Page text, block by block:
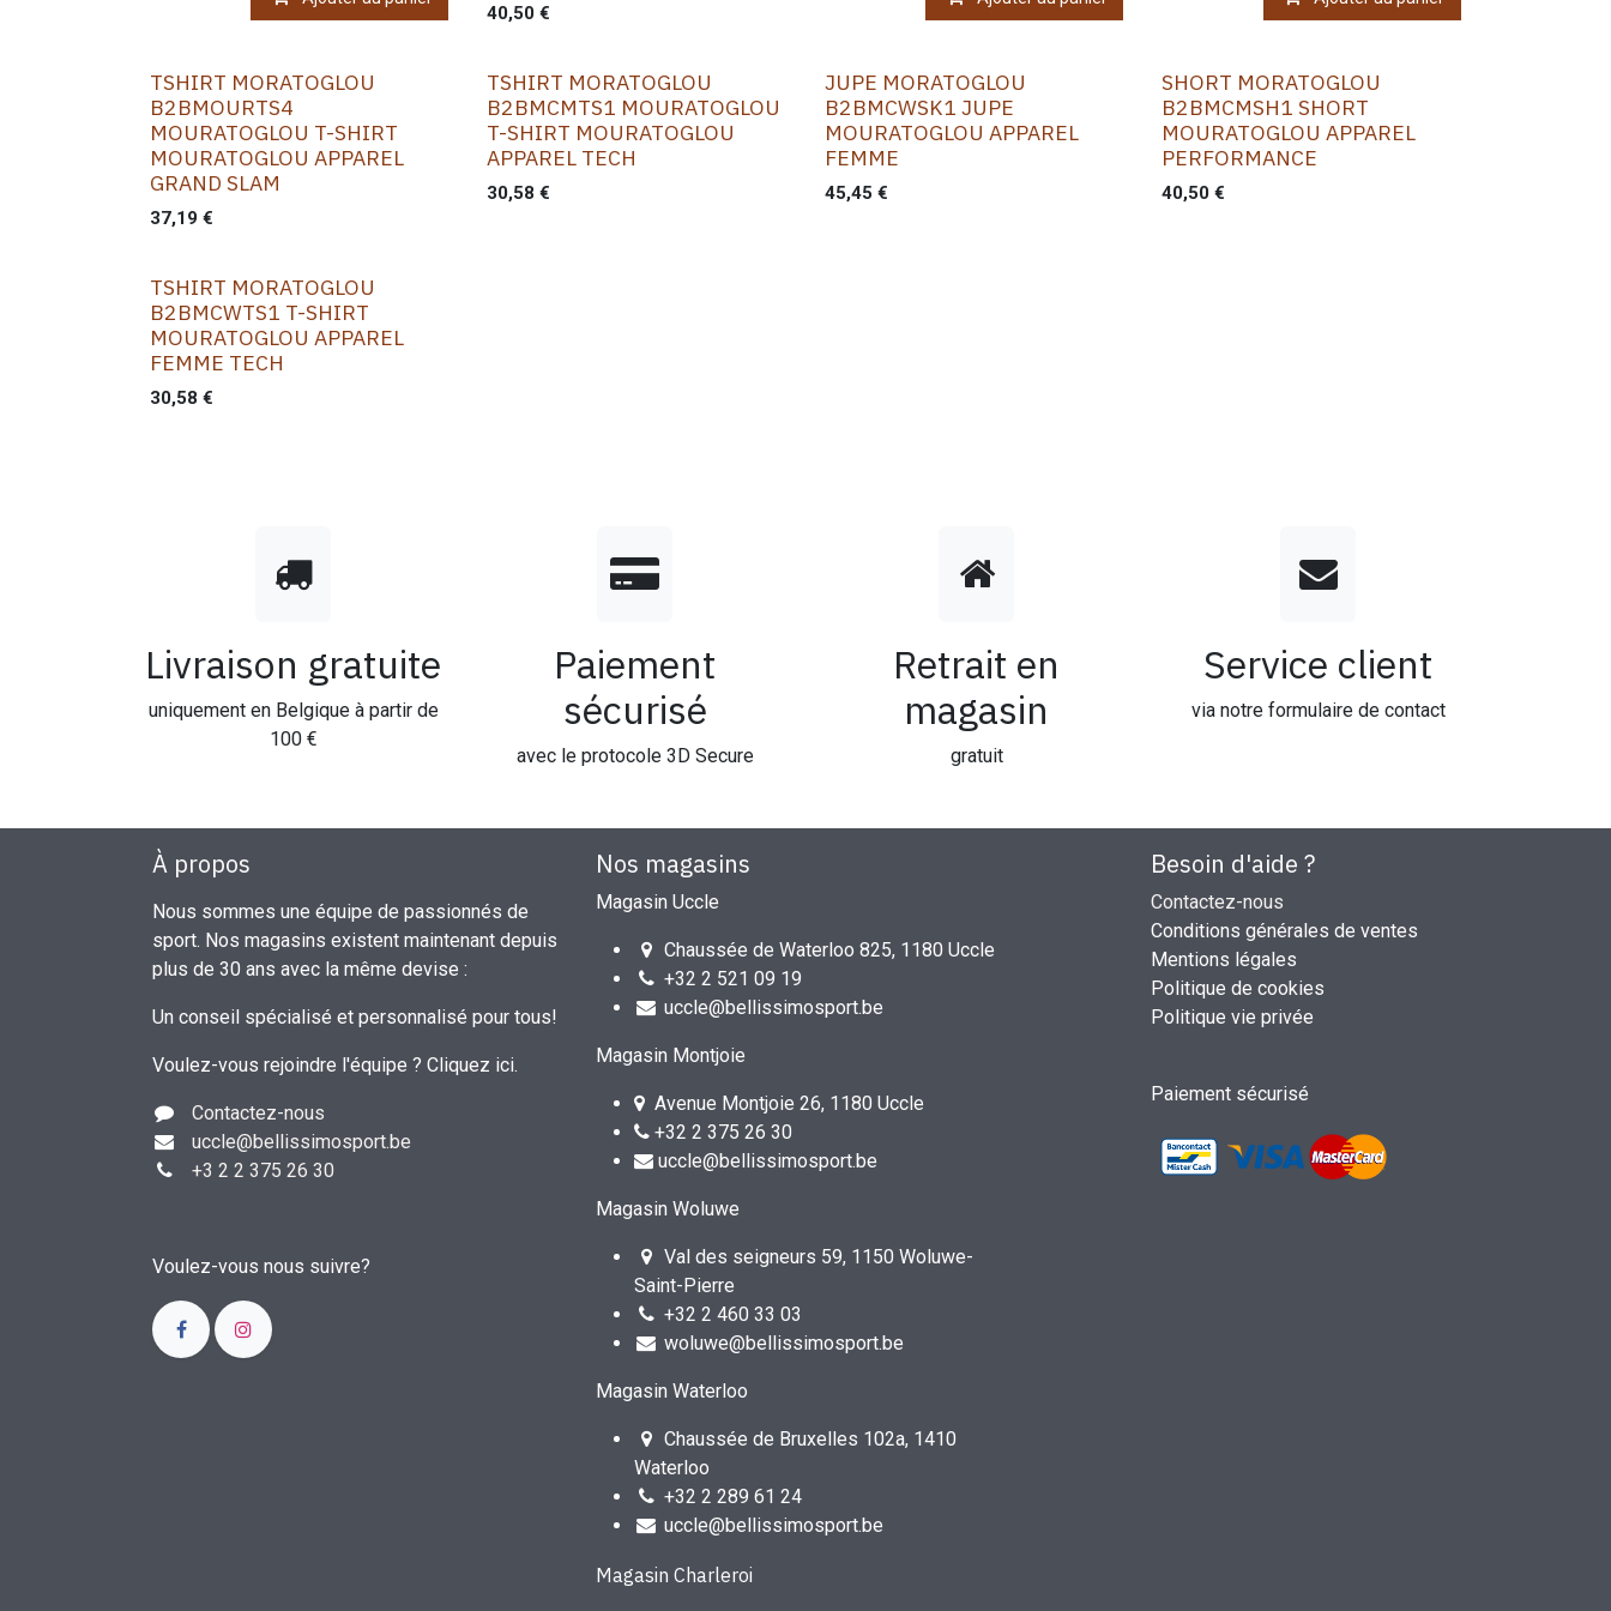
40,50 €
TSHIRT MORATOGLOU
B2BMOURTS4
MOURATOGLOU T-SHIRT
MOURATOGLOU APPAREL
GRAND SLAM
37,19 €
TSHIRT MORATOGLOU
B2BMCMTS1 MOURATOGLOU
T-SHIRT MOURATOGLOU
APPAREL TECH
30,58 €
JUPE MORATOGLOU
B2BMCWSK1 JUPE
MOURATOGLOU APPAREL
FEMME
45,45 €
SHORT MORATOGLOU
B2BMCMSH1 SHORT
MOURATOGLOU APPAREL
PERFORMANCE
40,50 €
TSHIRT MORATOGLOU
B2BMCWTS1 T-SHIRT
MOURATOGLOU APPAREL
FEMME TECH
30,58 €
Livraison gratuite
uniquement en Belgique à partir de
100 €
Paiement
sécurisé
avec le protocole 3D Secure
Retrait en
magasin
gratuit
Service client
via notre formulaire de contact
Besoin d'aide ?
Contactez-nous
Conditions générales de ventes
Mentions légales
Politique de cookies
Politique vie privée
Paiement sécurisé
Nos magasins
Magasin Uccle
Chaussée de Waterloo 825, 1180 Uccle
+32 2 521 09 19
uccle@bellissimosport.be
Magasin Montjoie
Avenue Montjoie 26, 1180 Uccle
+32 2 375 26 30
uccle@bellissimosport.be
Magasin Woluwe
Val des seigneurs 59, 1150 Woluwe-
Saint-Pierre
+32 2 460 33 03
woluwe@bellissimosport.be
Magasin Waterloo
Chaussée de Bruxelles 102a, 1410
Waterloo
+32 2 289 61 24
uccle@bellissimosport.be
Magasin Charleroi
À propos
Nous sommes une équipe de passionnés de
sport. Nos magasins existent maintenant depuis
plus de 30 ans avec la même devise :
Un conseil spécialisé et personnalisé pour tous!
Voulez-vous rejoindre l'équipe ? Cliquez ici.
Contactez-nous
uccle@bellissimosport.be
+3 2 2 375 26 30
Voulez-vous nous suivre?